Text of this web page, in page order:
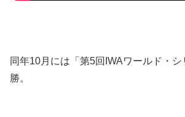
同年10月には「第5回IWAワールド・
勝。